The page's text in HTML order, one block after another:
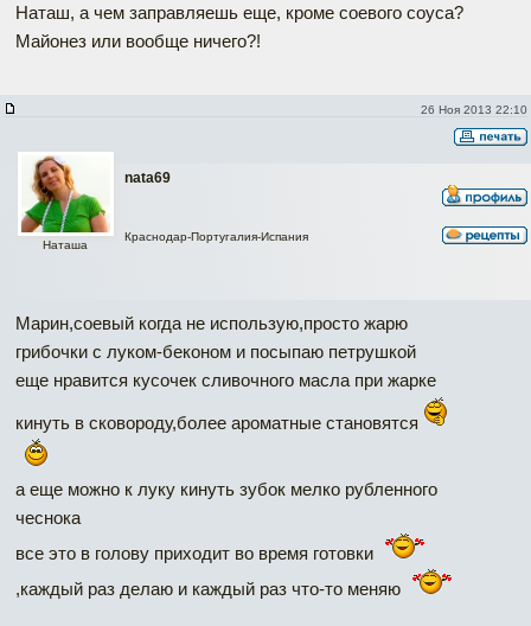
Наташ, а чем заправляешь еще, кроме соевого соуса?
Майонез или вообще ничего?!
26 Ноя 2013 22:10
nata69
Наташа
Краснодар-Португалия-Испания
Марин,соевый когда не использую,просто жарю
грибочки с луком-беконом и посыпаю петрушкой
еще нравится кусочек сливочного масла при жарке
кинуть в сковороду,более ароматные становятся
а еще можно к луку кинуть зубок мелко рубленного
чеснока
все это в голову приходит во время готовки
,каждый раз делаю и каждый раз что-то меняю